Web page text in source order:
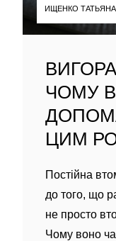
ИЩЕНКО ТАТЬЯНА
ЧОМУ
ЦИМ
Постійна
до того, що
не просто
Чому воно